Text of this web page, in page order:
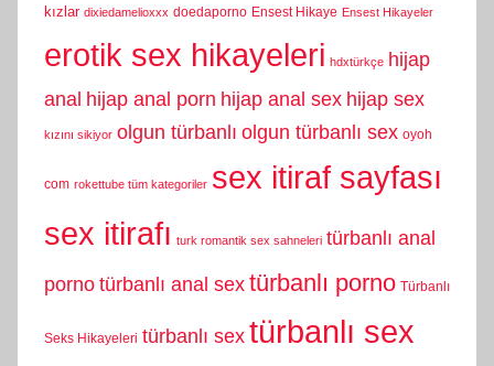
kızlar dixiedamelioxxx doedaporno Ensest Hikaye Ensest Hikayeler
erotik sex hikayeleri hdxtürkçe hijap
anal hijap anal porn hijap anal sex hijap sex
kızını sikiyor olgun türbanlı olgun türbanlı sex oyoh
com rokettube tüm kategoriler sex itiraf sayfası
sex itirafı turk romantik sex sahneleri türbanlı anal
porno türbanlı anal sex türbanlı porno Türbanlı
Seks Hikayeleri türbanlı sex türbanlı sex